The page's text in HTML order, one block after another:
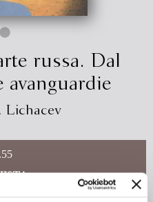
russa. Dal
avanguardie
Lichacev